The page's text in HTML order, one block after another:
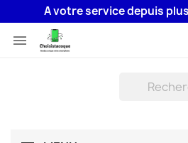
A votre service depuis plus
